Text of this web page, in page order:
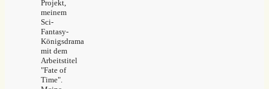
Projekt,
meinem
Sci-
Fantasy-
Königsdrama
mit dem
Arbeitstitel
"Fate of
Time".